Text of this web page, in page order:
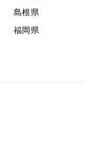
島根県
福岡県